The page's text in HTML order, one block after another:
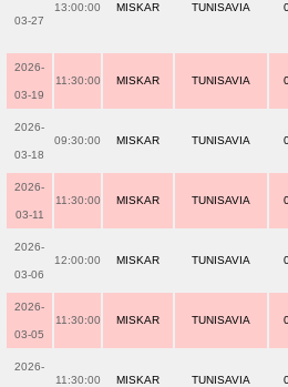
03-27
13:00:00 MISKAR TUNISAVIA
2026-
03-19
11:30:00 MISKAR TUNISAVIA
2026-
03-18
09:30:00 MISKAR TUNISAVIA
2026-
03-11
11:30:00 MISKAR TUNISAVIA
2026-
03-06
12:00:00 MISKAR TUNISAVIA
2026-
03-05
11:30:00 MISKAR TUNISAVIA
2026-
11:30:00 MISKAR TUNISAVIA